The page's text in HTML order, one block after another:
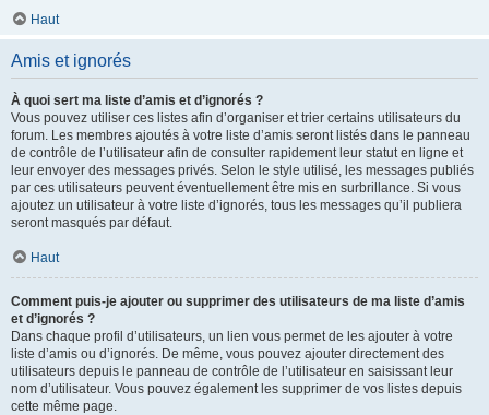
Haut
Amis et ignorés
À quoi sert ma liste d’amis et d’ignorés ?
Vous pouvez utiliser ces listes afin d’organiser et trier certains utilisateurs du
forum. Les membres ajoutés à votre liste d’amis seront listés dans le panneau
de contrôle de l’utilisateur afin de consulter rapidement leur statut en ligne et
leur envoyer des messages privés. Selon le style utilisé, les messages publiés
par ces utilisateurs peuvent éventuellement être mis en surbrillance. Si vous
ajoutez un utilisateur à votre liste d’ignorés, tous les messages qu’il publiera
seront masqués par défaut.
Haut
Comment puis-je ajouter ou supprimer des utilisateurs de ma liste d’amis
et d’ignorés ?
Dans chaque profil d’utilisateurs, un lien vous permet de les ajouter à votre
liste d’amis ou d’ignorés. De même, vous pouvez ajouter directement des
utilisateurs depuis le panneau de contrôle de l’utilisateur en saisissant leur
nom d’utilisateur. Vous pouvez également les supprimer de vos listes depuis
cette même page.